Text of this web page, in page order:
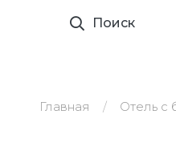
Поиск
Главная Отель с